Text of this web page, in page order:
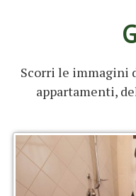
Scorri le immagini
appartamenti,